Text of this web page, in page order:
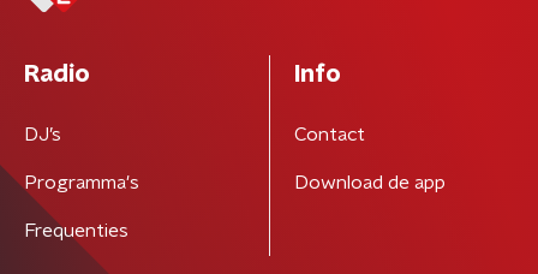
Radio
DJ’s
Programma's
Frequenties
Info
Contact
Download de app